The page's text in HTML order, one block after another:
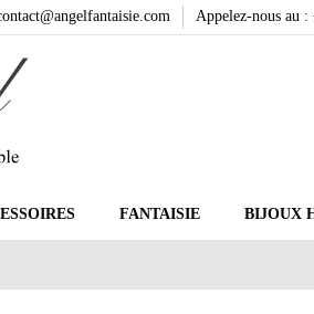
Appelez-nous au
FANTAISIE BIJOUX